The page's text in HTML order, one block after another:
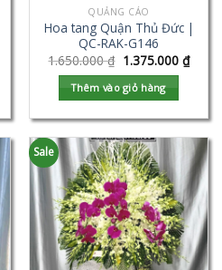
QUẢNG CÁO
Hoa tang Quận Thủ Đức |
QC-RAK-G146
1.650.000₫ 1.375.000 ₫
Thêm vào giỏ hàng
Sale